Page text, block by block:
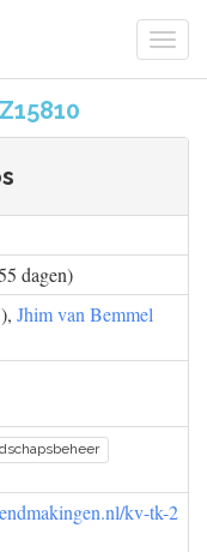
dagen)
), Jhim van Bemmel
kv-tk-2